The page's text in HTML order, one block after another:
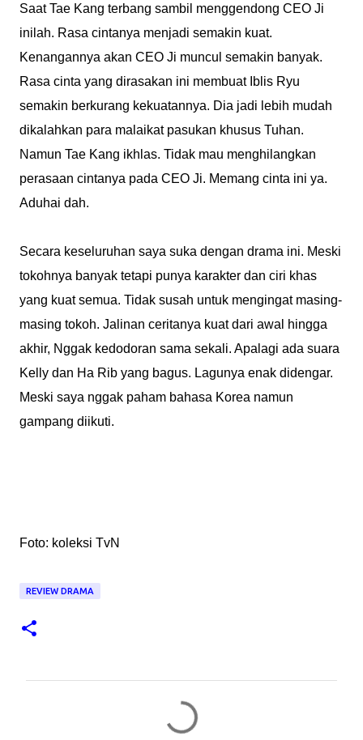
Saat Tae Kang terbang sambil menggendong CEO Ji
inilah. Rasa cintanya menjadi semakin kuat.
Kenangannya akan CEO Ji muncul semakin banyak.
Rasa cinta yang dirasakan ini membuat Iblis Ryu
semakin berkurang kekuatannya. Dia jadi lebih mudah
dikalahkan para malaikat pasukan khusus Tuhan.
Namun Tae Kang ikhlas. Tidak mau menghilangkan
perasaan cintanya pada CEO Ji. Memang cinta ini ya.
Aduhai dah.
Secara keseluruhan saya suka dengan drama ini. Meski
tokohnya banyak tetapi punya karakter dan ciri khas
yang kuat semua. Tidak susah untuk mengingat masing-
masing tokoh. Jalinan ceritanya kuat dari awal hingga
akhir, Nggak kedodoran sama sekali. Apalagi ada suara
Kelly dan Ha Rib yang bagus. Lagunya enak didengar.
Meski saya nggak paham bahasa Korea namun
gampang diikuti.
Foto: koleksi TvN
REVIEW DRAMA